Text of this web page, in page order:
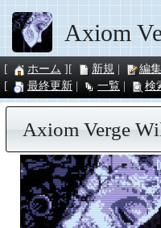
Axiom
ホーム 新規 編集
最終更新
一覧 検
Axiom Verge